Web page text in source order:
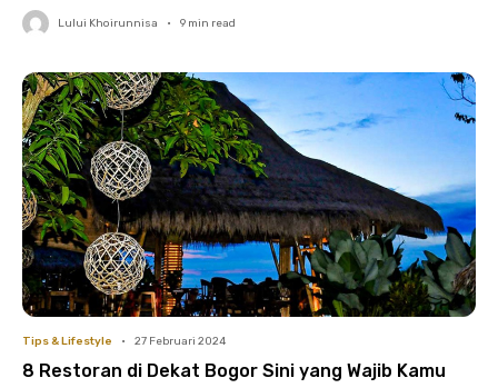
Lului Khoirunnisa • 9 min read
Tips & Lifestyle • 27 Februari 2024
8 Restoran di Dekat Bogor Sini yang Wajib Kamu